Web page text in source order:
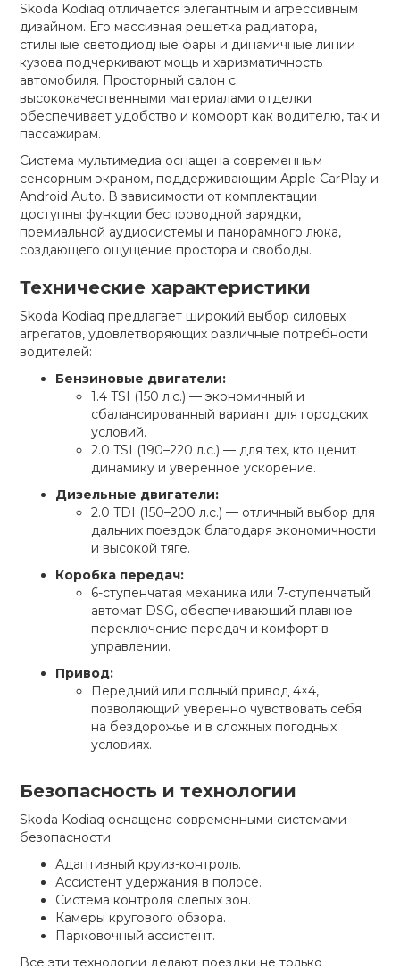
Skoda Kodiaq отличается элегантным и агрессивным
дизайном. Его массивная решетка радиатора,
стильные светодиодные фары и динамичные линии
кузова подчеркивают мощь и харизматичность
автомобиля. Просторный салон с
высококачественными материалами отделки
обеспечивает удобство и комфорт как водителю, так и
пассажирам.
Система мультимедиа оснащена современным
сенсорным экраном, поддерживающим Apple CarPlay и
Android Auto. В зависимости от комплектации
доступны функции беспроводной зарядки,
премиальной аудиосистемы и панорамного люка,
создающего ощущение простора и свободы.
Технические характеристики
Skoda Kodiaq предлагает широкий выбор силовых
агрегатов, удовлетворяющих различные потребности
водителей:
Бензиновые двигатели:
1.4 TSI (150 л.с.) — экономичный и
сбалансированный вариант для городских
условий.
2.0 TSI (190–220 л.с.) — для тех, кто ценит
динамику и уверенное ускорение.
Дизельные двигатели:
2.0 TDI (150–200 л.с.) — отличный выбор для
дальних поездок благодаря экономичности
и высокой тяге.
Коробка передач:
6-ступенчатая механика или 7-ступенчатый
автомат DSG, обеспечивающий плавное
переключение передач и комфорт в
управлении.
Привод:
Передний или полный привод 4×4,
позволяющий уверенно чувствовать себя
на бездорожье и в сложных погодных
условиях.
Безопасность и технологии
Skoda Kodiaq оснащена современными системами
безопасности:
Адаптивный круиз-контроль.
Ассистент удержания в полосе.
Система контроля слепых зон.
Камеры кругового обзора.
Парковочный ассистент.
Все эти технологии делают поездки не только